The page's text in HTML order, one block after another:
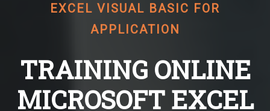
EXCEL VISUAL BASIC FOR
APPLICATION
TRAINING ONLINE
MICROSOFT EXCEL